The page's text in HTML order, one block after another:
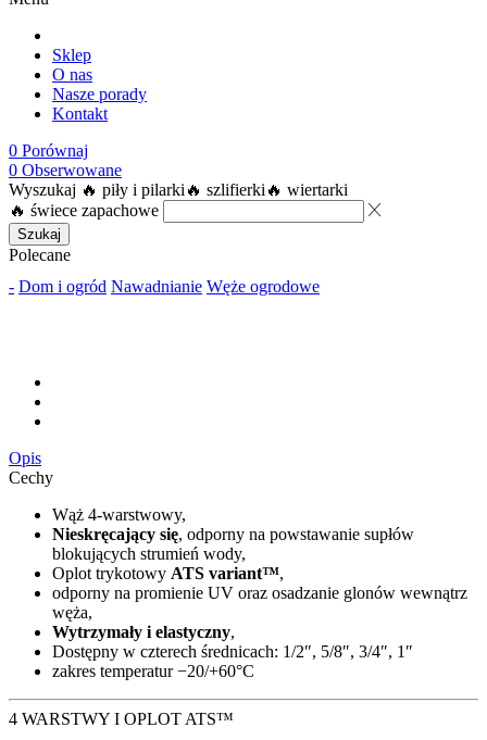
Sklep
O nas
Nasze porady
Kontakt
0 Porównaj
0 Obserwowane
Wyszukaj 🔥 piły i pilarki 🔥 szlifierki 🔥 wiertarki
🔥 świece zapachowe
Szukaj
Polecane
- Dom i ogród Nawadnianie Węże ogrodowe
Opis
Cechy
Wąż 4-warstwowy,
Nieskręcający się, odporny na powstawanie supłów
blokujących strumień wody,
Oplot trykotowy ATS variant™,
odporny na promienie UV oraz osadzanie glonów wewnątrz
węża,
Wytrzymały i elastyczny,
Dostępny w czterech średnicach: 1/2″, 5/8″, 3/4″, 1″
zakres temperatur −20/+60°С
4 WARSTWY I OPLOT ATS™